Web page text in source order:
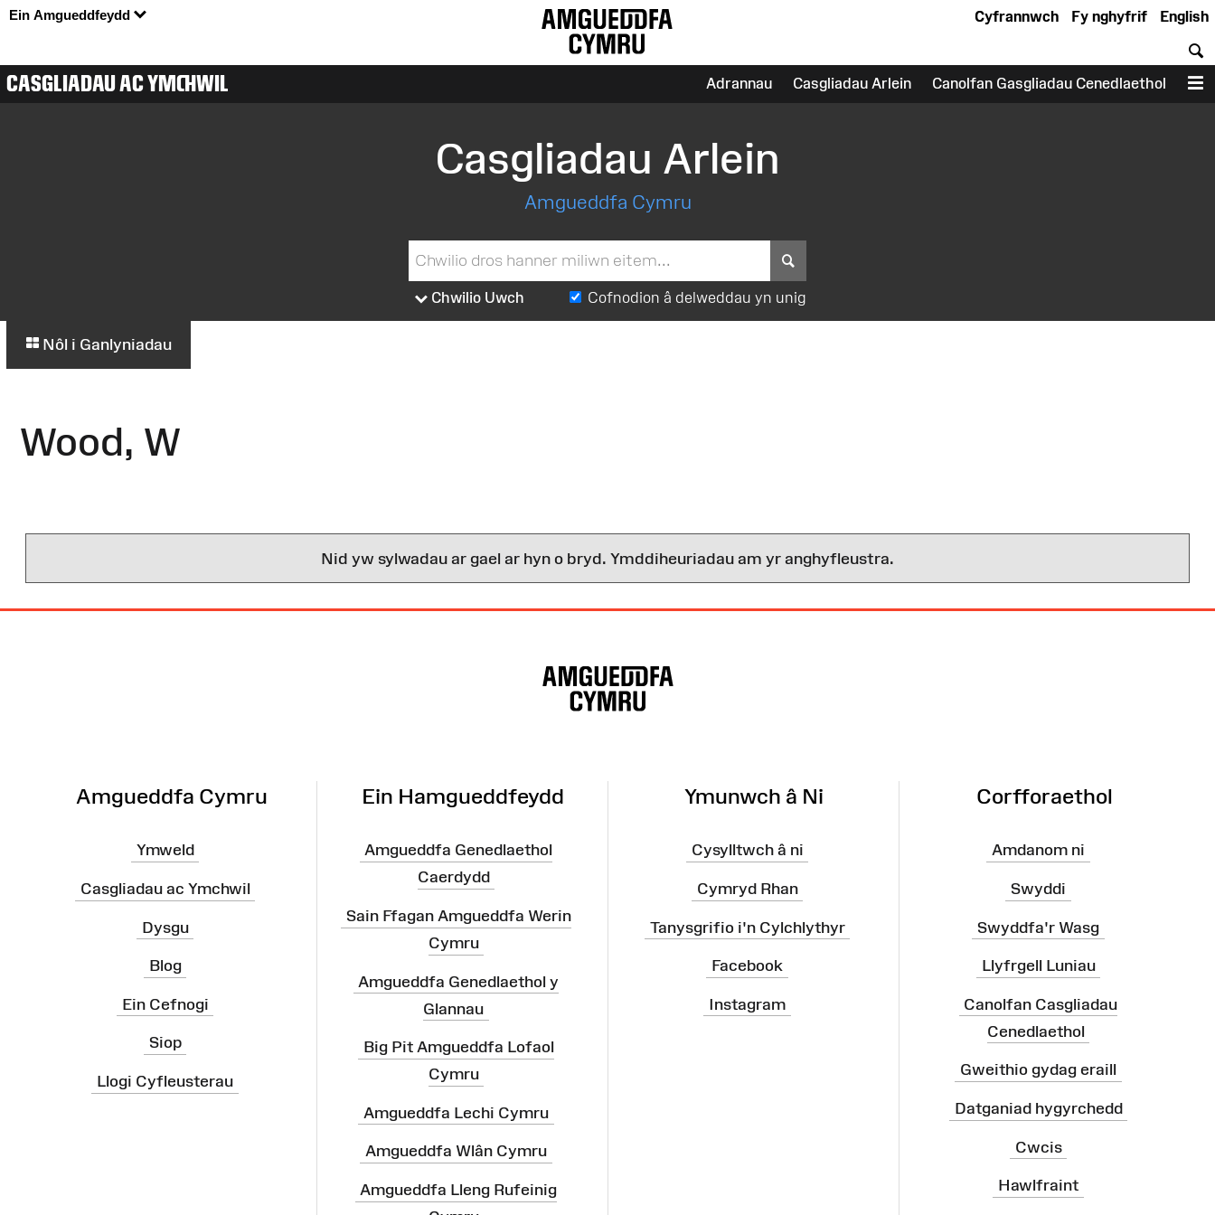
Ein Amgueddfeydd English
Fy nghyfrif
Cyfrannwch
CASGLIADAU AC YMCHWIL Adrannau Casgliadau Arlein Canolfan Gasgliadau Cenedlaethol
Casgliadau Arlein
Amgueddfa Cymru
Chwilio Uwch Cofnodion â delweddau yn unig
Nôl i Ganlyniadau
Wood, W
Nid yw sylwadau ar gael ar hyn o bryd. Ymddiheuriadau am yr anghyfleustra.
Amgueddfa Cymru
Ymweld
Casgliadau ac Ymchwil
Dysgu
Blog
Ein Cefnogi
Siop
Llogi Cyfleusterau
Ein Hamgueddfeydd
Amgueddfa Genedlaethol
Caerdydd
Sain Ffagan Amgueddfa Werin
Cymru
Amgueddfa Genedlaethol y
Glannau
Big Pit Amgueddfa Lofaol
Cymru
Amgueddfa Lechi Cymru
Amgueddfa Wlân Cymru
Amgueddfa Lleng Rufeinig
Ymunwch â Ni
Cysylltwch â ni
Cymryd Rhan
Tanysgrifio i'n Cylchlythyr
Facebook
Instagram
Corfforaethol
Amdanom ni
Swyddi
Swyddfa'r Wasg
Llyfrgell Luniau
Canolfan Casgliadau
Cenedlaethol
Gweithio gydag eraill
Datganiad hygyrchedd
Cwcis
Hawlfraint